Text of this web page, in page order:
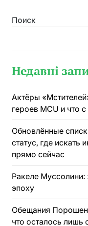
Поиск
Недавні
Актёры
героев MCU и что
Обновлённые
статус, где искать
прямо сейчас
Ракеле
эпоху
Обещания
что осталось лишь